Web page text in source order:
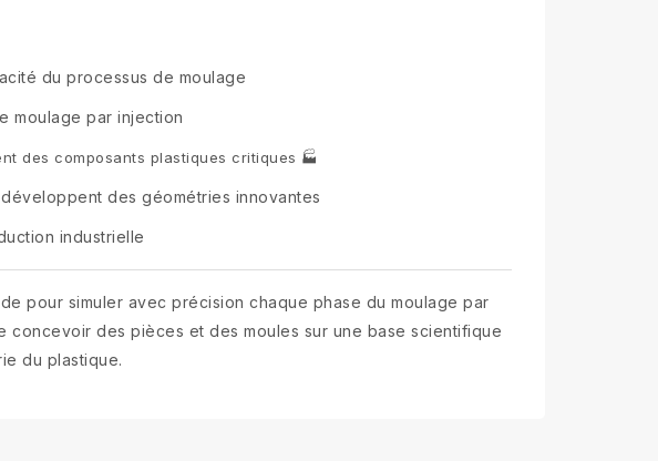
du processus de moulage
moulage par injection
des composants plastiques critiques 🏭
des géométries innovantes
industrielle
pour simuler avec précision chaque phase du moulage par
des pièces et des moules sur une base scientifique
du plastique.